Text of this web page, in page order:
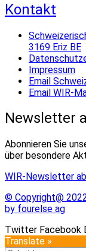
Kontakt
3169 Eriz BE
Impressum
Email
Email WIR-
Newsletter
Abonnieren Sie
über besondere
WIR-Newsletter
© Copyright@
by fourelse ag
Twitter Facebook
Translate »